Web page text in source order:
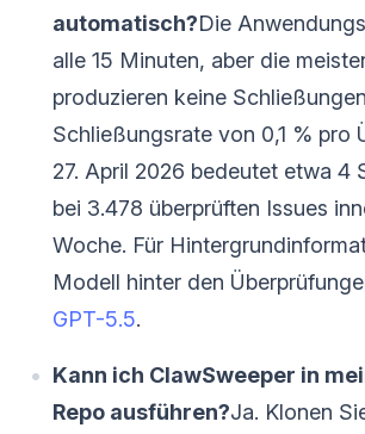
automatisch?Die
alle 15 Minuten, aber die
produzieren keine
Schließungsrate von 0,1 % pro
27. April 2026 bedeutet etwa 4
bei 3.478 überprüften Issues
Woche. Für
Modell hinter den
GPT-5.5.
Kann ich ClawSweeper in
Repo ausführen?Ja. Klonen